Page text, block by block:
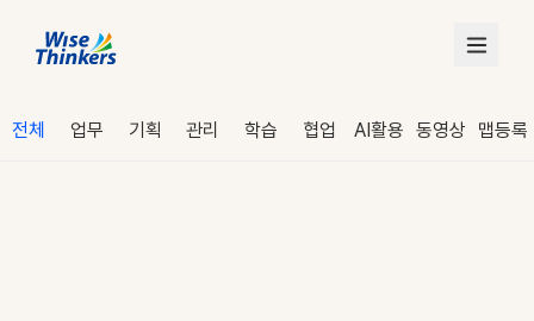
전체 업무 기획 관리 학습 협업 AI활용 동영상 맵등록